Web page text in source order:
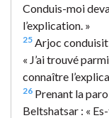
Conduis-moi
l’explication. »
25 Arjoc
« J’ai trouvé
connaître
26 Prenant la
Beltshatsar : «